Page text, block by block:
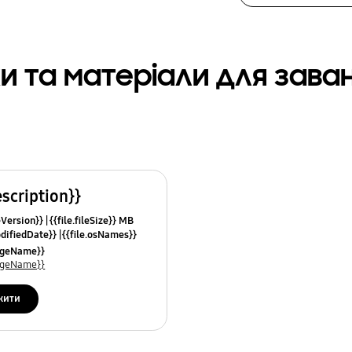
та матеріали для
{{file.fileSize}} MB
{{file.osNames}}